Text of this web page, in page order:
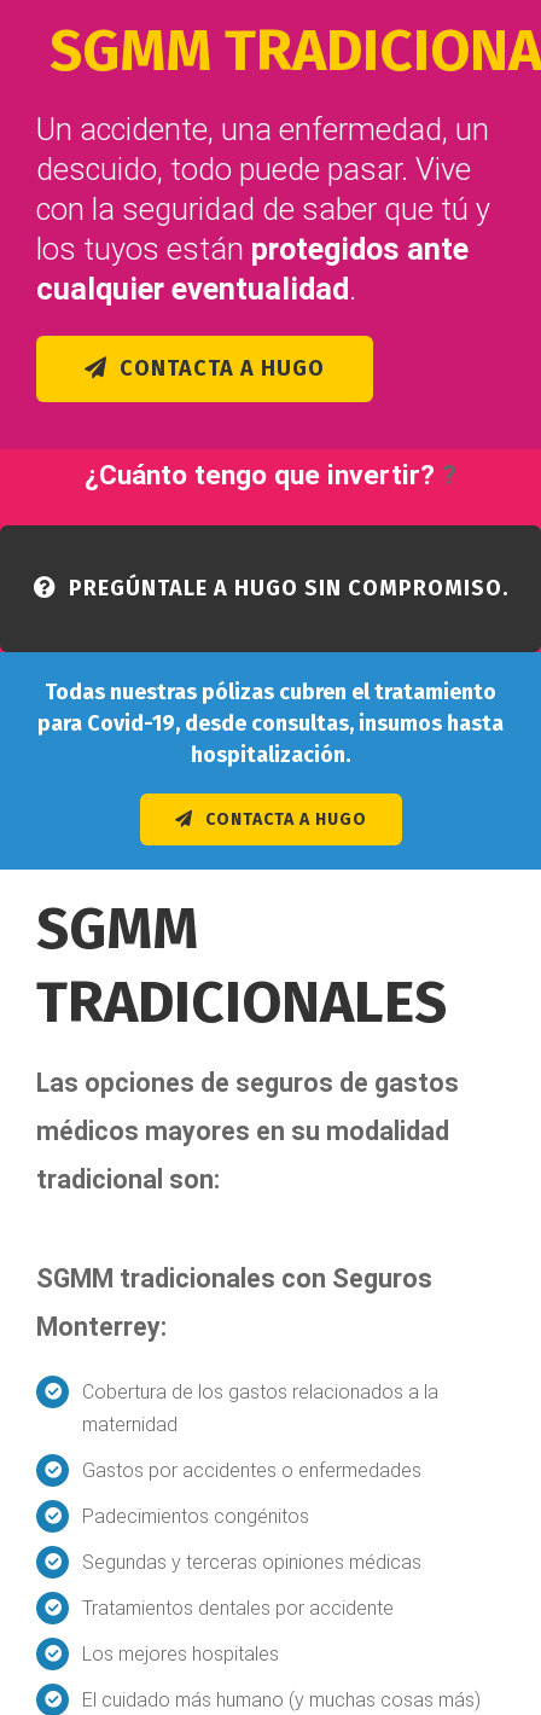
SGMM
Un accidente, una enfermedad, un
descuido, todo puede pasar. Vive
con la seguridad de saber que tú y
los tuyos están protegidos ante
cualquier eventualidad.
CONTACTA A HUGO
¿Cuánto tengo que invertir? ?
PREGÚNTALE A HUGO SIN COMPROMISO.
Todas nuestras pólizas cubren el tratamiento
para Covid-19, desde consultas, insumos hasta
hospitalización.
CONTACTA A HUGO
SGMM
TRADICIONALES
Las opciones de seguros de gastos
médicos mayores en su modalidad
tradicional son:
SGMM tradicionales con Seguros
Monterrey:
Cobertura de los gastos relacionados a la
maternidad
Gastos por accidentes o enfermedades
Padecimientos congénitos
Segundas y terceras opiniones médicas
Tratamientos dentales por accidente
Los mejores hospitales
El cuidado más humano (y muchas cosas más)